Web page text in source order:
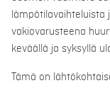
lämpötilavaihteluista
vakiovarusteena
keväällä ja syksyllä
Tämä on